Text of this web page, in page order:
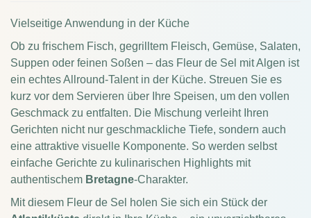
Vielseitige Anwendung in der Küche
Ob zu frischem Fisch, gegrilltem Fleisch, Gemüse, Salaten,
Suppen oder feinen Soßen – das Fleur de Sel mit Algen ist
ein echtes Allround-Talent in der Küche. Streuen Sie es
kurz vor dem Servieren über Ihre Speisen, um den vollen
Geschmack zu entfalten. Die Mischung verleiht Ihren
Gerichten nicht nur geschmackliche Tiefe, sondern auch
eine attraktive visuelle Komponente. So werden selbst
einfache Gerichte zu kulinarischen Highlights mit
authentischem Bretagne-Charakter.
Mit diesem Fleur de Sel holen Sie sich ein Stück der